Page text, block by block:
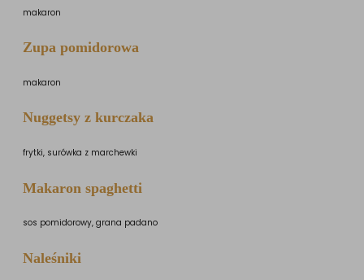
makaron
Zupa pomidorowa
makaron
Nuggetsy z kurczaka
frytki, surówka z marchewki
Makaron spaghetti
sos pomidorowy, grana padano
Naleśniki